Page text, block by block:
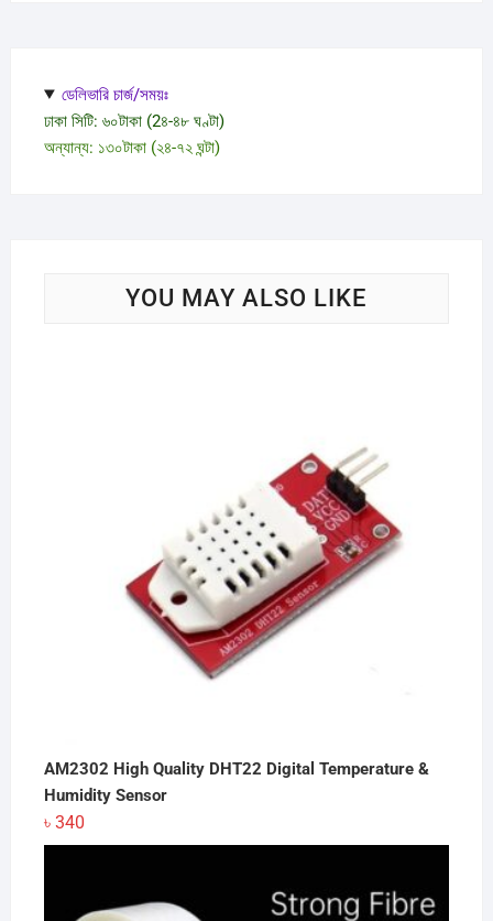
ডেলিভারি চার্জ/সময়ঃ
ঢাকা সিটি: ৬০টাকা (2৪-৪৮ ঘণ্টা)
অন্যান্য: ১৩০টাকা (২৪-৭২ ঘন্টা)
YOU MAY ALSO LIKE
AM2302 High Quality DHT22 Digital Temperature &
Humidity Sensor
৳ 340